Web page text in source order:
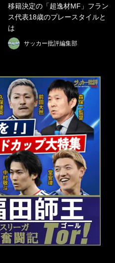
移籍決定の「超逸材MF」フラン
ス代表18歳のプレースタイルと
は
サッカー批評編集部